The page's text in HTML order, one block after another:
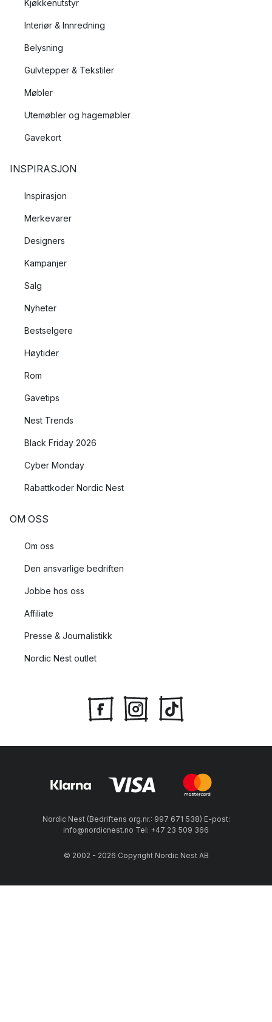
Kjøkkenutstyr
Interiør & Innredning
Belysning
Gulvtepper & Tekstiler
Møbler
Utemøbler og hagemøbler
Gavekort
INSPIRASJON
Inspirasjon
Merkevarer
Designers
Kampanjer
Salg
Nyheter
Bestselgere
Høytider
Rom
Gavetips
Nest Trends
Black Friday 2026
Cyber Monday
Rabattkoder Nordic Nest
OM OSS
Om oss
Den ansvarlige bedriften
Jobbe hos oss
Affiliate
Presse & Journalistikk
Nordic Nest outlet
Nordic Nest (Bedriftens org.nr.: 997 671 538) E-post:
info@nordicnest.no Tel: +47 23 509 366
© 2002 - 2026 Copyright Nordic Nest AB